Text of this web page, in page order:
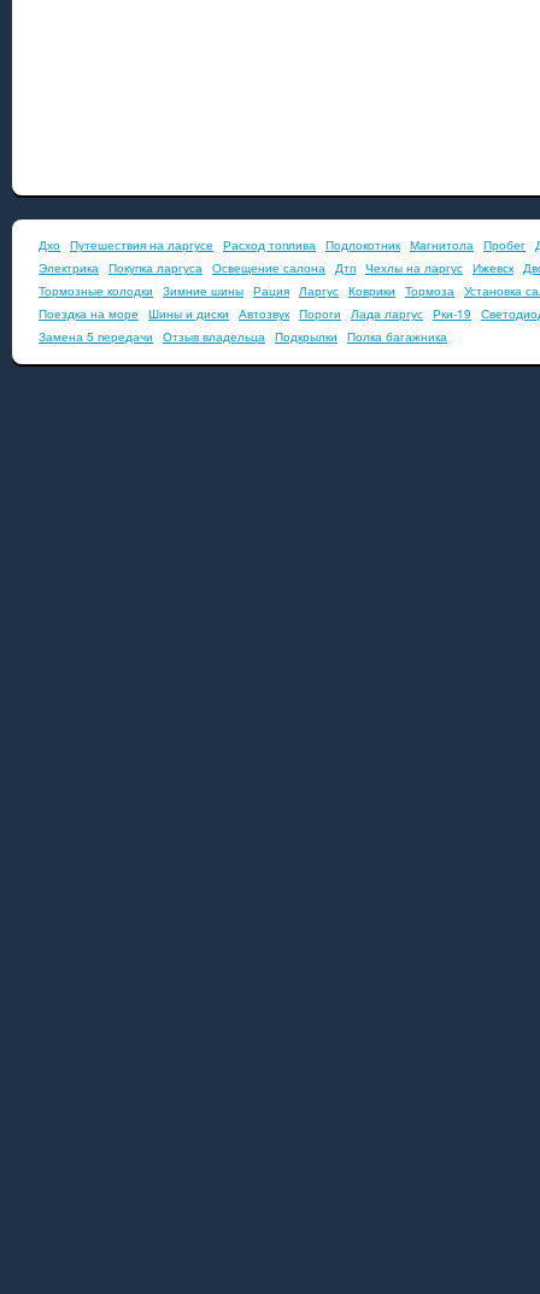
Дхо Путешествия на ларгусе Расход топлива Подлокотник Магнитола Пробег
Электрика Покупка ларгуса Освещение салона Дтп Чехлы на ларгус Ижевск
Тормозные колодки
Зимние шины Рация Ларгус Коврики Тормоза Установка
Поездка на море
Шины и диски Автозвук Пороги Лада ларгус Рки-19
Замена 5 передачи
Отзыв владельца Подкрылки Полка багажника